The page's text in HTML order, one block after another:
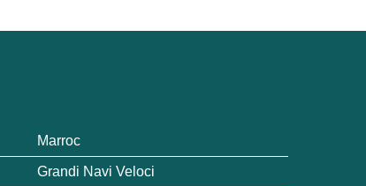
Marroc
Grandi Navi Veloci